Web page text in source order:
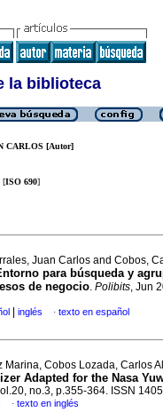
la biblioteca
CARLOS [Autor]
[ISO 690]
Juan Carlos and Cobos,
para búsqueda y
de negocio. Polibits, Jun
inglés · texto en español
Marina, Cobos Lozada, Carlos
Adapted for the Nasa
no.3, p.355-364. ISSN
· texto en inglés